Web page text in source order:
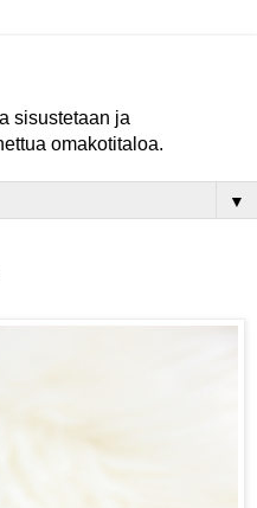
sisustetaan ja
omakotitaloa.
▼